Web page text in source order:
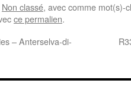
Non classé, avec comme mot(s)-
ce permalien.
– Anterselva-di-